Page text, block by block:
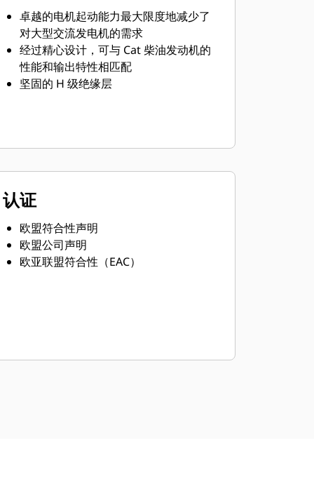
卓越的电机起动能力最大限度地减少了
对大型交流发电机的需求
经过精心设计，可与 Cat 柴油发动机的
性能和输出特性相匹配
坚固的 H 级绝缘层
认证
欧盟符合性声明
欧盟公司声明
欧亚联盟符合性（EAC）